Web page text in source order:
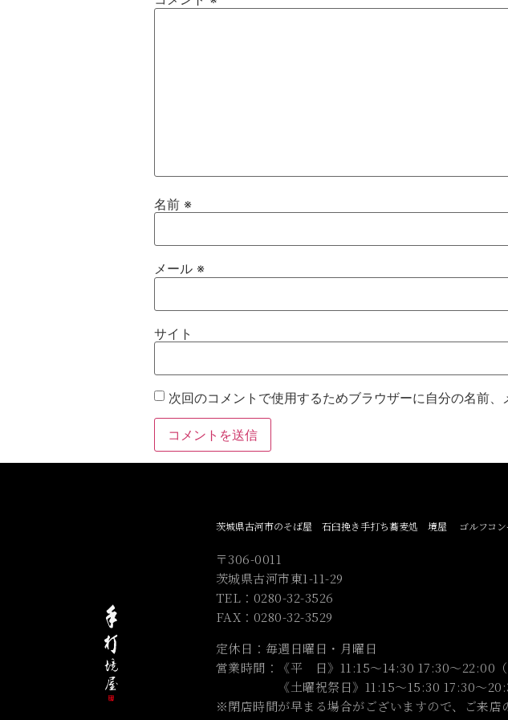
名前 ※
メール ※
サイト
次回のコメントで使用するためブラウザーに自分の名前、
茨城県古河市のそば屋 石臼挽き手打ち蕎麦処 境屋 ゴルフコン
〒306-0011
茨城県古河市東1-11-29
TEL：0280-32-3526
FAX：0280-32-3529
定休日：毎週 日曜日・ 月曜日
営業時間：《平 日》11:15～14:30 17:30～22:00（
《土曜祝祭日》11:15～15:30 17:30～20:30
※閉店時間が早まる場合がございますので、ご来店